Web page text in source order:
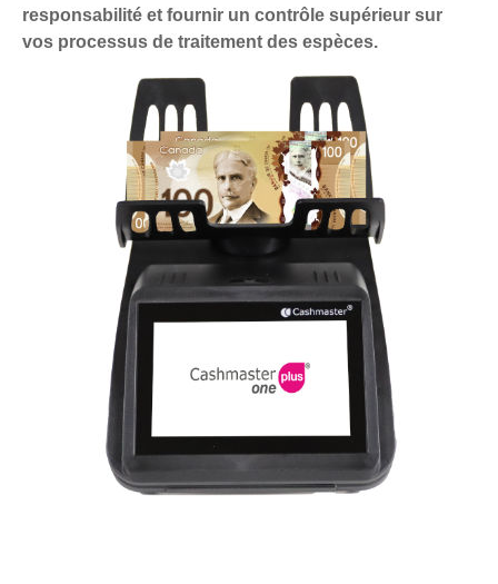
responsabilité et fournir un contrôle supérieur sur
vos processus de traitement des espèces.